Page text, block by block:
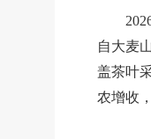
自大麦
盖茶叶
农增收